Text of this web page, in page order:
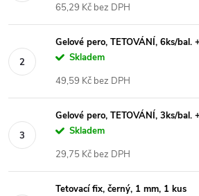
65,29 Kč bez DPH
Gelové pero, TETOVÁNÍ, 6ks/bal.
Skladem
49,59 Kč bez DPH
Gelové pero, TETOVÁNÍ, 3ks/bal.
Skladem
29,75 Kč bez DPH
Tetovací fix, černý, 1 mm, 1 kus